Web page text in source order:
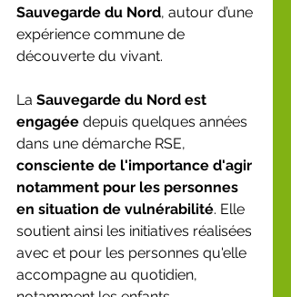
Sauvegarde du Nord, autour d’une
expérience commune de
découverte du vivant.
La Sauvegarde du Nord est
engagée depuis quelques années
dans une démarche RSE,
consciente de l'importance d'agir
notamment pour les personnes
en situation de vulnérabilité. Elle
soutient ainsi les initiatives réalisées
avec et pour les personnes qu'elle
accompagne au quotidien,